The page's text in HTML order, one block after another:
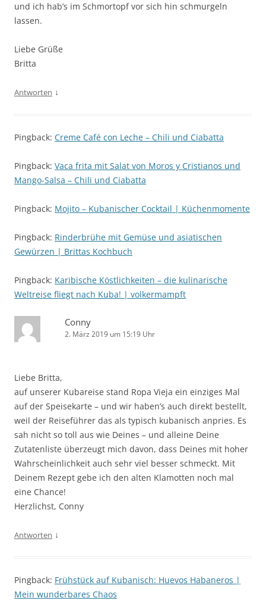
und ich hab’s im Schmortopf vor sich hin schmurgeln
lassen.
Liebe Grüße
Britta
Antworten ↓
Pingback: Creme Café con Leche – Chili und Ciabatta
Pingback: Vaca frita mit Salat von Moros y Cristianos und
Mango-Salsa – Chili und Ciabatta
Pingback: Mojito – Kubanischer Cocktail | Küchenmomente
Pingback: Rinderbrühe mit Gemüse und asiatischen
Gewürzen | Brittas Kochbuch
Pingback: Karibische Köstlichkeiten – die kulinarische
Weltreise fliegt nach Kuba! | volkermampft
Conny
2. März 2019 um 15:19 Uhr
Liebe Britta,
auf unserer Kubareise stand Ropa Vieja ein einziges Mal
auf der Speisekarte – und wir haben’s auch direkt bestellt,
weil der Reiseführer das als typisch kubanisch anpries. Es
sah nicht so toll aus wie Deines – und alleine Deine
Zutatenliste überzeugt mich davon, dass Deines mit hoher
Wahrscheinlichkeit auch sehr viel besser schmeckt. Mit
Deinem Rezept gebe ich den alten Klamotten noch mal
eine Chance!
Herzlichst, Conny
Antworten ↓
Pingback: Frühstück auf Kubanisch: Huevos Habaneros |
Mein wunderbares Chaos